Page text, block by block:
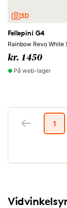
Fellepini G4
Rainbow Revo White
kr. 1450
På web-lager
1